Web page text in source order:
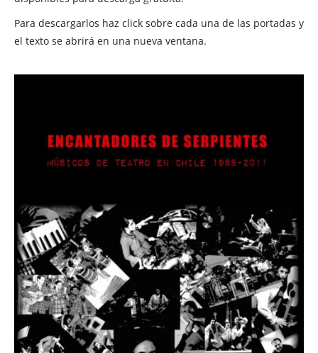
Para descargarlos haz click sobre cada una de las portadas y
el texto se abrirá en una nueva ventana.